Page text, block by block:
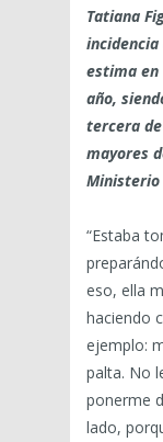
Tatiana
estima
año,
tercera
mayores
Ministerio
“Estaba
eso, ella
haciendo
ejemplo:
palta. No
ponerme
lado,